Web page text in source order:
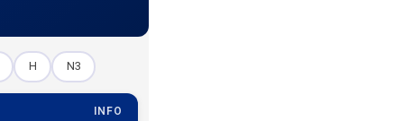
H N3
INFO